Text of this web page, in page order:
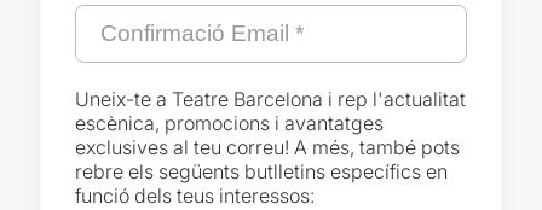
Uneix-te a Teatre Barcelona i rep l'actualitat
escènica, promocions i avantatges
exclusives al teu correu! A més, també pots
rebre els següents butlletins específics en
funció dels teus interessos: